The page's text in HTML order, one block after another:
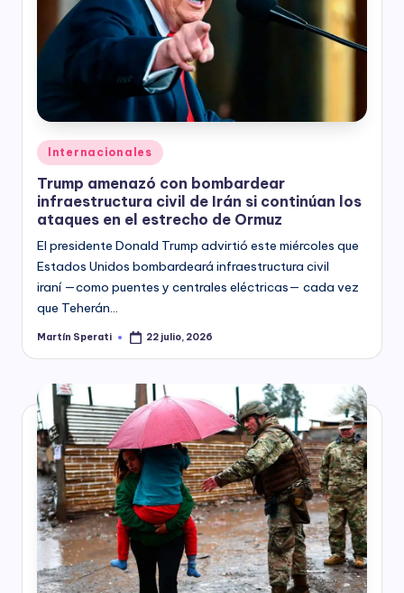
Posted
in
Internacionales
Trump amenazó con bombardear
infraestructura civil de Irán si continúan los
ataques en el estrecho de Ormuz
El presidente Donald Trump advirtió este miércoles que
Estados Unidos bombardeará infraestructura civil
iraní —como puentes y centrales eléctricas— cada vez
que Teherán…
Posted
Martín Sperati 22 julio, 2026